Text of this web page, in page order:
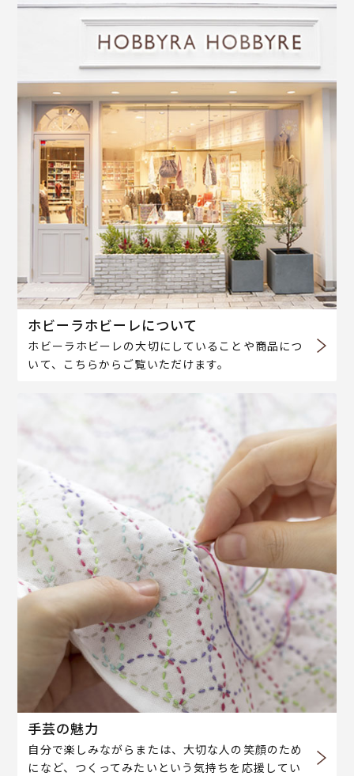
ホビーラホビーレについて
ホビーラホビーレの大切にしていることや商品につ
いて、こちらからご覧いただけます。
手芸の魅力
自分で楽しみながらまたは、大切な人の笑顔のため
になど、つくってみたいという気持ちを応援してい